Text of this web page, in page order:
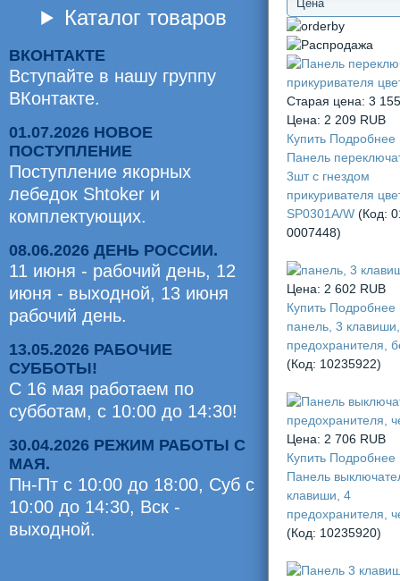
Каталог товаров
ВКОНТАКТЕ
Вступайте в нашу группу
ВКонтакте.
01.07.2026 НОВОЕ
ПОСТУПЛЕНИЕ
Поступление якорных
лебедок Shtoker и
комплектующих.
08.06.2026 ДЕНЬ РОССИИ.
11 июня - рабочий день, 12
июня - выходной, 13 июня
рабочий день.
13.05.2026 РАБОЧИЕ
СУББОТЫ!
С 16 мая работаем по
субботам, с 10:00 до 14:30!
30.04.2026 РЕЖИМ РАБОТЫ С
МАЯ.
Пн-Пт с 10:00 до 18:00, Суб c
10:00 до 14:30, Вск -
выходной.
Старая цена: 3
Цена: 2 209 RUB
Купить Подробнее
Панель
3шт с гнездом
прикуривателя
SP0301A/W (Код:
0007448)
Цена: 2 602 RUB
Купить Подробнее
панель, 3
предохранителя,
(Код: 10235922)
Цена: 2 706 RUB
Купить Подробнее
Панель
клавиши, 4
предохранителя,
(Код: 10235920)